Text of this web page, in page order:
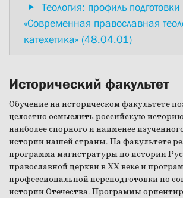
Теология: профиль подготовки
«Современная православная
катехетика» (48.04.01)
Исторический факультет
Обучение на историческом факультете
целостно осмыслить российскую
наиболее спорного и наименее
истории нашей страны. На факультете
программа магистратуры по истории
православной церкви в XX веке и
профессиональной переподготовки по
истории Отечества. Программы